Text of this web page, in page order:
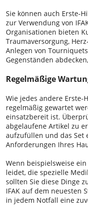
Sie können auch Erste-
zur Verwendung von
Organisationen bieten
Traumaversorgung,
Anlegen von
Gegenständen
Regelmäßige
Wie jedes andere Erste-
regelmäßig gewartet
einsatzbereit ist.
abgelaufene Artikel zu
aufzufüllen und das Set
Anforderungen Ihres
Wenn beispielsweise
leidet, die spezielle
sollten Sie diese Dinge
IFAK auf dem neuesten
in jedem Notfall eine